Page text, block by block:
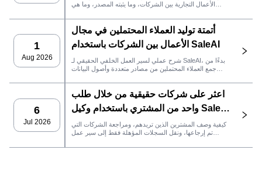
الأعمال التجارية بين الشركات، وما يثبته المصدر، وما هي
1
Aug 2026
أتمتة توليد العملاء المحتملين في مجال
الأعمال بين الشركات باستخدام SaleAI
شرح عملي لسير العمل الخلفي الحقيقي لـ SaleAI، بدءًا من
جمع العملاء المحتملين من مصادر متعددة وأصول البيانات
إدارة علاقات العملاء، وتتبع الأداء.
6
Jul 2026
اعثر على شركات حقيقية من خلال طلب
واحد من المشتري باستخدام وكيل SaleAI
LeadFinder
كيفية وصف المشترين الذين تريدهم، ومراجعة الشركات التي
تم إرجاعها، ونقل السجلات المؤهلة فقط إلى سير عمل